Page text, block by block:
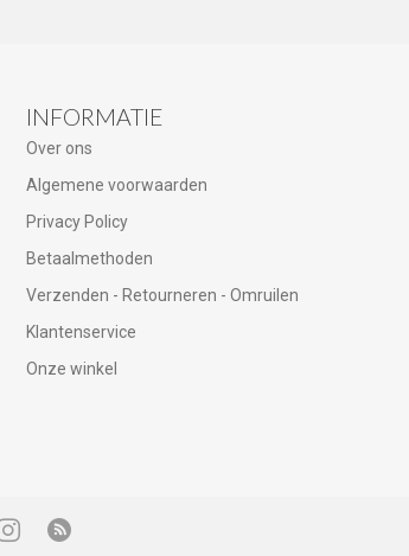
INFORMATIE
Over ons
Algemene voorwaarden
Privacy Policy
Betaalmethoden
Verzenden - Retourneren - Omruilen
Klantenservice
Onze winkel